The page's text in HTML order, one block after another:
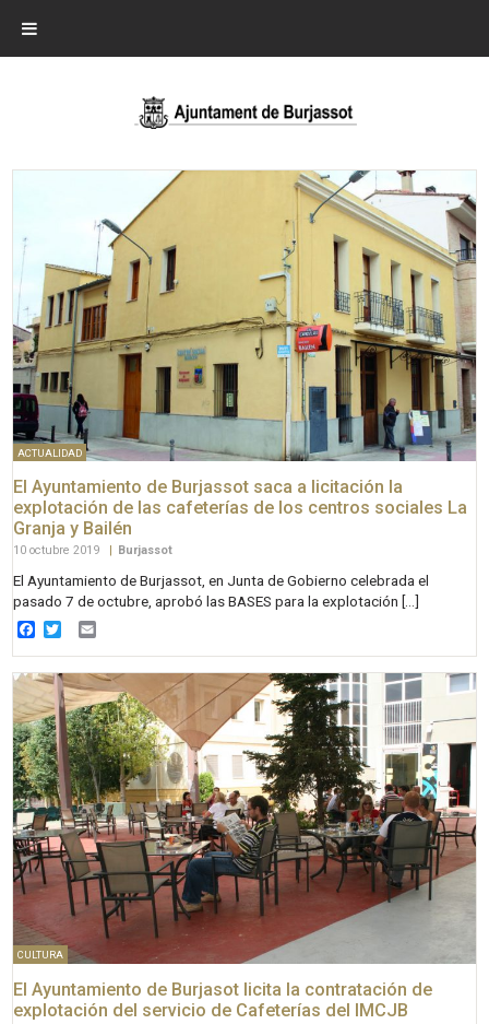
ACTUALIDAD
El Ayuntamiento de Burjassot saca a licitación la
explotación de las cafeterías de los centros sociales La
Granja y Bailén
10 octubre 2019 Burjassot
El Ayuntamiento de Burjassot, en Junta de Gobierno celebrada el
pasado 7 de octubre, aprobó las BASES para la explotación […]
Facebook
Twitter
CULTURA
El Ayuntamiento de Burjasot licita la contratación de
explotación del servicio de Cafeterías del IMCJB